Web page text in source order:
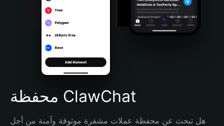
Português (Brasil)
Español (Argentina)
محفظة ClawChat
هل تبحث عن محفظة عملات مشفرة موثوقة وآمنة من أجل